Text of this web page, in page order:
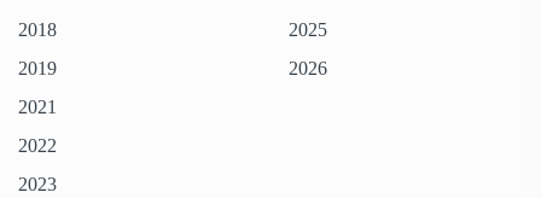
2018
2019
2021
2022
2023
2025
2026